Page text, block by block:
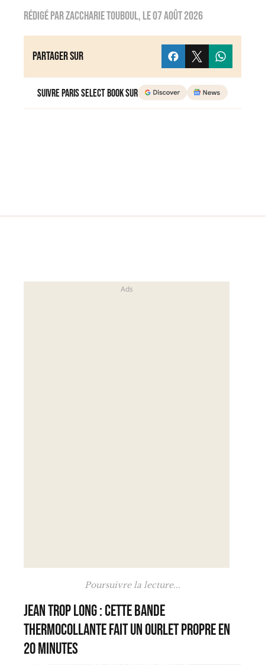
Rédigé parzaccharie touboul, le07 août 2026
Partager sur
Suivre Paris Select Book sur
Poursuivre la lecture...
Jean trop long : cette bande
thermocollante fait un ourlet propre en
20 minutes